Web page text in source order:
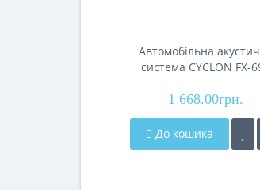
Автомобільна
система CYCLON FX-
1 668.00грн.
До кошика